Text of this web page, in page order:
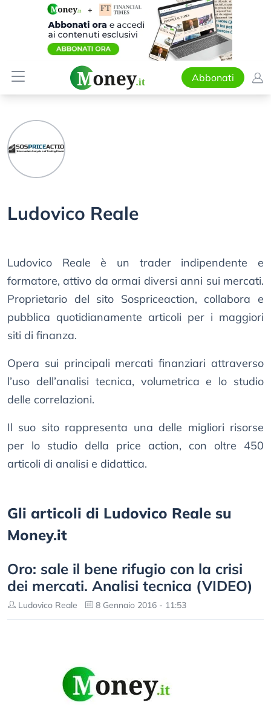
Abbonati
Ludovico Reale
Ludovico Reale è un trader indipendente e
formatore, attivo da ormai diversi anni sui mercati.
Proprietario del sito Sospriceaction, collabora e
pubblica quotidianamente articoli per i maggiori
siti di finanza.
Opera sui principali mercati finanziari attraverso
l’uso dell’analisi tecnica, volumetrica e lo studio
delle correlazioni.
Il suo sito rappresenta una delle migliori risorse
per lo studio della price action, con oltre 450
articoli di analisi e didattica.
Gli articoli di Ludovico Reale su
Money.it
Oro: sale il bene rifugio con la crisi
dei mercati. Analisi tecnica (VIDEO)
Ludovico Reale 8 Gennaio 2016 - 11:53